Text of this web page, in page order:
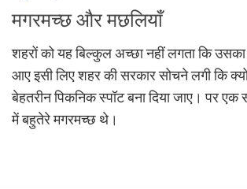
मगरमच्छ और मछलियाँ
शहरों को यह बिल्कुल अच्छा नहीं लगता कि
आए इसी लिए शहर की सरकार सोचने लगी कि
बेहतरीन पिकनिक स्पॉट बना दिया जाए। पर एक
में बहुतेरे मगरमच्छ थे।